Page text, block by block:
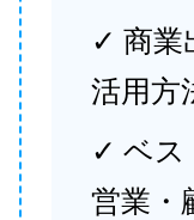
✓ 商業
活用方
✓ ベス
営業・